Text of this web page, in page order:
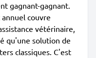
gagnant-gagnant.
couvre
vétérinaire,
qu'une solution de
classiques. C'est